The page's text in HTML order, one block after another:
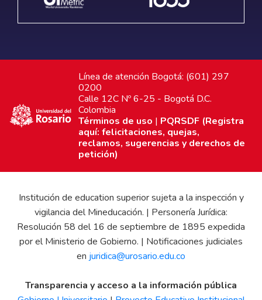
Línea de atención Bogotá: (601) 297
0200
Calle 12C Nº 6-25 - Bogotá D.C.
Colombia
Términos de uso | PQRSDF (Registra
aquí: felicitaciones, quejas,
reclamos, sugerencias y derechos de
petición)
Institución de education superior sujeta a la inspección y
vigilancia del Mineducación. | Personería Jurídica:
Resolución 58 del 16 de septiembre de 1895 expedida
por el Ministerio de Gobierno. | Notificaciones judiciales
en juridica@urosario.edu.co
Transparencia y acceso a la información pública